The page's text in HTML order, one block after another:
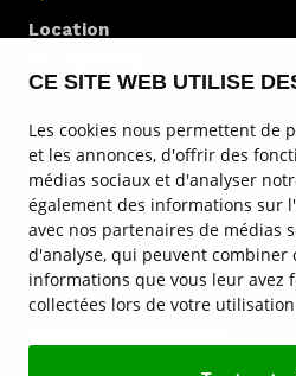
CE SITE WEB UTILISE
Les cookies nous permettent de
et les annonces, d'offrir des
médias sociaux et d'analyser
également des informations sur
avec nos partenaires de médias
d'analyse, qui peuvent combiner
informations que vous leur avez
collectées lors de votre
Location
Stock
Service & entretien
Nos marques
Sites